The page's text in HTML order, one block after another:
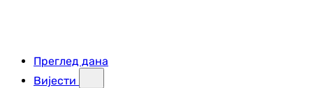
Преглед дана
Вијести